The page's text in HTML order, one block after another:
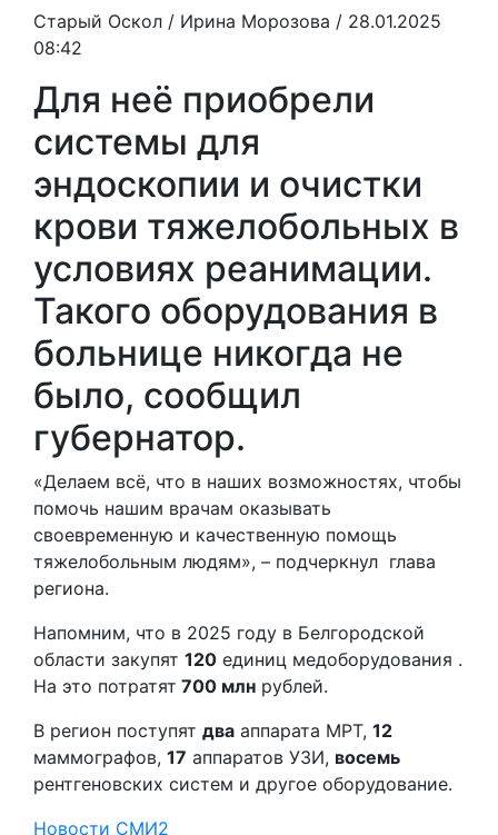
Старый Оскол / Ирина Морозова / 28.01.2025
08:42
Для неё приобрели
системы для
эндоскопии и очистки
крови тяжелобольных в
условиях реанимации.
Такого оборудования в
больнице никогда не
было, сообщил
губернатор.
«Делаем всё, что в наших возможностях, чтобы
помочь нашим врачам оказывать
своевременную и качественную помощь
тяжелобольным людям», – подчеркнул глава
региона.
Напомним, что в 2025 году в Белгородской
области закупят 120 единиц медоборудования .
На это потратят 700 млн рублей.
В регион поступят два аппарата МРТ, 12
маммографов, 17 аппаратов УЗИ, восемь
рентгеновских систем и другое оборудование.
Новости СМИ2